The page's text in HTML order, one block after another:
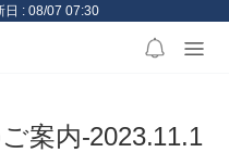
日 : 08/07 07:30
案内-2023.11.1